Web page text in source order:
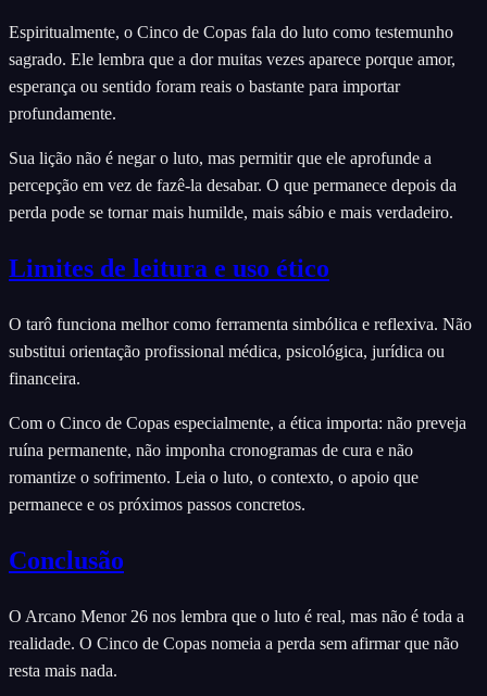
Espiritualmente, o Cinco de Copas fala do luto como testemunho
sagrado. Ele lembra que a dor muitas vezes aparece porque amor,
esperança ou sentido foram reais o bastante para importar
profundamente.
Sua lição não é negar o luto, mas permitir que ele aprofunde a
percepção em vez de fazê-la desabar. O que permanece depois da
perda pode se tornar mais humilde, mais sábio e mais verdadeiro.
Limites de leitura e uso ético
O tarô funciona melhor como ferramenta simbólica e reflexiva. Não
substitui orientação profissional médica, psicológica, jurídica ou
financeira.
Com o Cinco de Copas especialmente, a ética importa: não preveja
ruína permanente, não imponha cronogramas de cura e não
romantize o sofrimento. Leia o luto, o contexto, o apoio que
permanece e os próximos passos concretos.
Conclusão
O Arcano Menor 26 nos lembra que o luto é real, mas não é toda a
realidade. O Cinco de Copas nomeia a perda sem afirmar que não
resta mais nada.